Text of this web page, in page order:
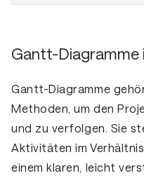
Gantt-Diagramme
Gantt-Diagramme
Methoden, um den
und zu verfolgen. Sie
Aktivitäten im
einem klaren, leicht